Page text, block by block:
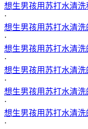
想生男孩用苏打水清
·
想生男孩用苏打水清
·
想生男孩用苏打水清
·
想生男孩用苏打水清
·
想生男孩用苏打水清
·
想生男孩用苏打水清
·